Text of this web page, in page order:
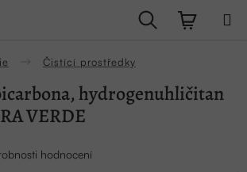
Hledat
Čistící prostředky
hydrogenuhličitan
VERDE
hodnocení